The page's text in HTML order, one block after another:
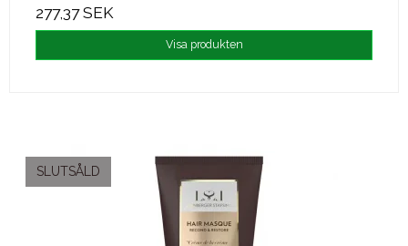
277,37 SEK
Visa produkten
SLUTSÅLD